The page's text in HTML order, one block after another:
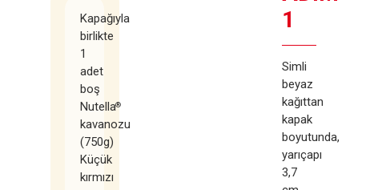
Kapağıyla
birlikte
1
adet
boş
Nutella®
kavanozu
(750g)
Küçük
kırmızı
1
Simli
beyaz
kağıttan
kapak
boyutunda,
yarıçapı
3,7